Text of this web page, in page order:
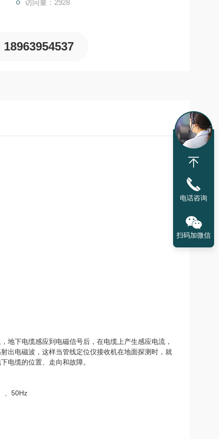
访问量：2928
18963954537
地下电缆感应到电磁信号后，在电缆上产生感应电流，
出电磁波，这样当管线定位仪接收机在地面探测时，就
电缆的位置、走向和故障。
、50Hz
电话咨询
扫码加微信